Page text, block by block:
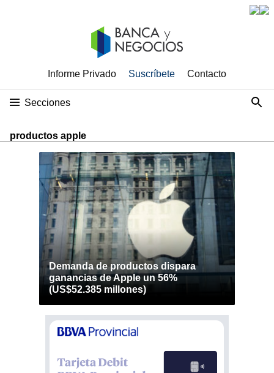
Informe Privado Suscríbete Contacto
Secciones
productos apple
Demanda de productos dispara
ganancias de Apple un 56%
(US$52.385 millones)